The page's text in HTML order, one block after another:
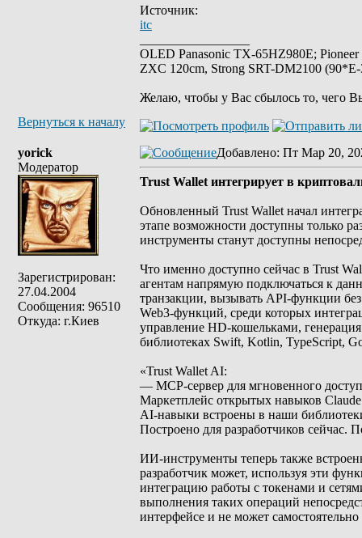
Источник:
itc
OLED Panasonic TX-65HZ980E;
ZXC 120cm, Strong SRT-DM2100
Желаю, чтобы у Вас сбылось то, чего
Вернуться к началу
yorick
Модератор
Зарегистрирован:
27.04.2004
Сообщения: 96510
Откуда: г.Киев
Добавлено: Пт Мар 20,
Trust Wallet интегрирует в
Обновленный Trust Wallet начал
этапе возможности доступны только
инструменты станут доступны
Что именно доступно сейчас в Trust
агентам напрямую подключаться к
транзакции, вызывать API-функции
Web3-функций, среди которых
управление HD-кошельками,
библиотеках Swift, Kotlin, TypeScript,
«Trust Wallet AI:
— MCP-сервер для мгновенного
Маркетплейс открытых навыков
AI-навыки встроены в наши
Построено для разработчиков
ИИ-инструменты теперь также
разработчик может, используя эти
интеграцию работы с токенами и
выполнения таких операций
интерфейсе и не может